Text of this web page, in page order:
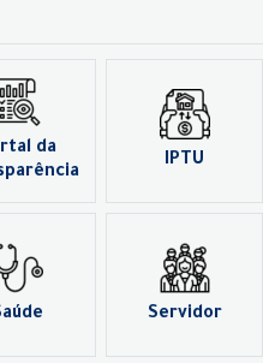
da
IPTU
Servidor